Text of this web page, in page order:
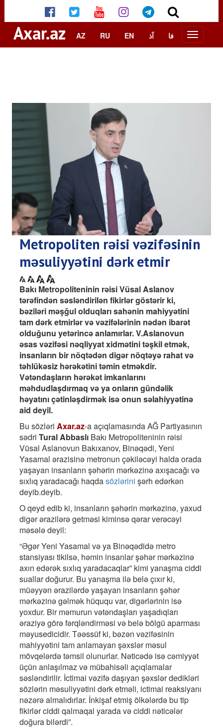
Axar.az AZ RU EN آذ فا
Metropoliten rəisi vəzifəsinin
məsuliyyətini dərk etmir
Bakı Metropoliteninin rəisi Vüsal Aslanov
tərəfindən səsləndirilən fikirlər göstərir ki,
bəziləri məşğul olduqları sahənin mahiyyətini
tam dərk etmirlər və vəzifələrinin nədən ibarət
olduğunu yetərincə anlamırlar. V.Aslanovun
əsas vəzifəsi nəqliyyat xidmətini təşkil etmək,
insanların bir nöqtədən digər nöqtəyə rahat və
təhlükəsiz hərəkətini təmin etməkdir.
Vətəndaşların hərəkət imkanlarını
məhdudlaşdırmaq və ya onların gündəlik
həyatını çətinləşdirmək isə onun səlahiyyətinə
aid deyil.
Bu sözləri Axar.az-a açıqlamasında AĞ Partiyasının
sədri Tural Abbaslı Bakı Metropoliteninin rəisi
Vüsal Aslanovun Bakıxanov, Binəqədi, Yeni
Yasamal ərazisinə metronun çəkiləcəyi halda orada
yaşayan insanların şəhərin mərkəzinə axışacağı və
sıxlıq yaradacağı haqdasözlərini şərh edərkən
deyib.deyib.
O qeyd edib ki, insanların şəhərin mərkəzinə, yaxud
digər ərazilərə getməsi kiminsə qərar verəcəyi
məsələ deyil:
“Əgər Yeni Yasamal və ya Binəqədidə metro
stansiyası tikilsə, həmin insanlar şəhər mərkəzinə
axın edərək sıxlıq yaradacaqlar” kimi yanaşma ciddi
suallar doğurur. Bu yanaşma ilə belə çıxır ki,
müəyyən ərazilərdə yaşayan insanların şəhər
mərkəzinə gəlmək hüququ var, digərlərinin isə
yoxdur. Bir məmurun vətəndaşları yaşadıqları
əraziyə görə fərqləndirməsi və belə bölgü aparması
məyusedicidir. Təəssüf ki, bəzən vəzifəsinin
mahiyyətini tam anlamayan şəxslər məsul
mövqelərdə təmsil olunurlar. Nəticədə isə cəmiyyət
üçün anlaşılmaz və mübahisəli açıqlamalar
səsləndirilir. İctimai vəzifə daşıyan şəxslər dedikləri
sözlərin məsuliyyətini dərk etməli, ictimai reaksiyanı
nəzərə almalıdırlar. İnkişaf etmiş ölkələrdə bu tip
fikirlər ciddi qalmaqal yarada və ciddi nəticələr
doğura bilərdi”.